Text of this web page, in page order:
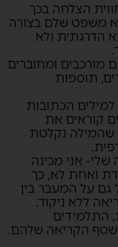
הצלחה בכך
משפט שלם בצורה
הדרגתית ולא
ומחוברים
תוספות
הכתובות
קוראים את
שהמילה נקלטת
אני מכינה
ואחת לא, כך
גם על המעבר בין
ללא ניקוד.
התלמידים
הקריאה שלהם.